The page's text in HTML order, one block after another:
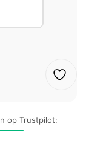
op Trustpilot: